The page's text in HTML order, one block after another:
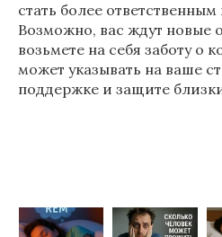
стать более
Возможно, вас ждут новые
возьмете на себя заботу о
может указывать на ваше
поддержке и защите